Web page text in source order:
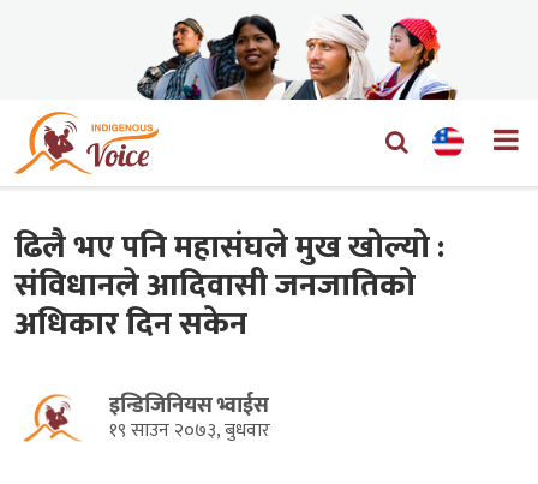
ढिलै भए पनि महासंघले मुख खोल्यो :
संविधानले आदिवासी जनजातिको
अधिकार दिन सकेन
इन्डिजिनियस भ्वाईस
१९ साउन २०७३, बुधवार